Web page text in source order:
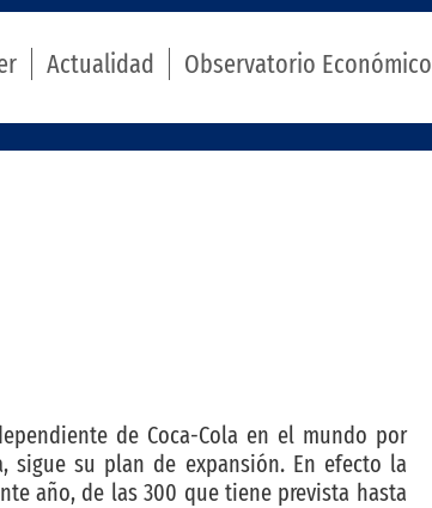
Actualidad Observatorio Económico
de Coca-Cola en el mundo por
sigue su plan de expansión. En efecto la
año, de las 300 que tiene prevista hasta